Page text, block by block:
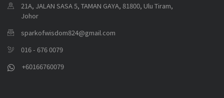
21A, JALAN SASA 5, TAMAN GAYA, 81800, Ulu Tiram,
Johor
sparkofwisdom824@gmail.com
016 - 676 0079
+60166760079